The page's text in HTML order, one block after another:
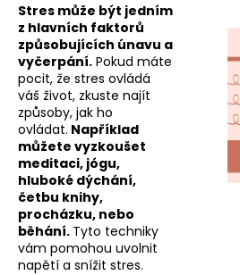
Stres může být jedním
z hlavních faktorů
způsobujících únavu a
vyčerpání. Pokud máte
pocit, že stres ovládá
váš život, zkuste najít
způsoby, jak ho
ovládat. Například
můžete vyzkoušet
meditaci, jógu,
hluboké dýchání,
četbu knihy,
procházku, nebo
běhání. Tyto techniky
vám pomohou uvolnit
napětí a snížit stres.
HOŘČÍK
L-
TREONÁT,
90
ROSTLINNÝCH
KAPSLÍ
999
Kč
Původně: